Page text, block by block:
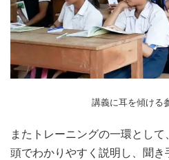
講義に耳を傾ける
またトレーニングの一環とし
頭でわかりやすく説明し、聞